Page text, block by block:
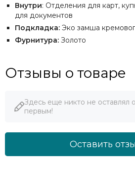
Внутри: Отделения для карт,
для документов
Подкладка: Эко замша
Фурнитура: Золото
Отзывы о товаре
Здесь еще никто не оставлял
первым!
Оставить